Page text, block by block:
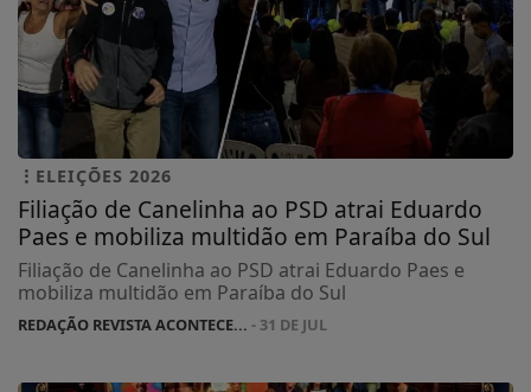
ELEIÇÕES 2026
Filiação de Canelinha ao PSD atrai Eduardo
Paes e mobiliza multidão em Paraíba do Sul
Filiação de Canelinha ao PSD atrai Eduardo Paes e
mobiliza multidão em Paraíba do Sul
REDAÇÃO REVISTA ACONTECE... - 31 DE JUL